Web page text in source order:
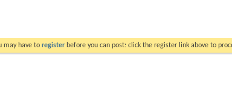
may have to register before you can post: click the register link above to